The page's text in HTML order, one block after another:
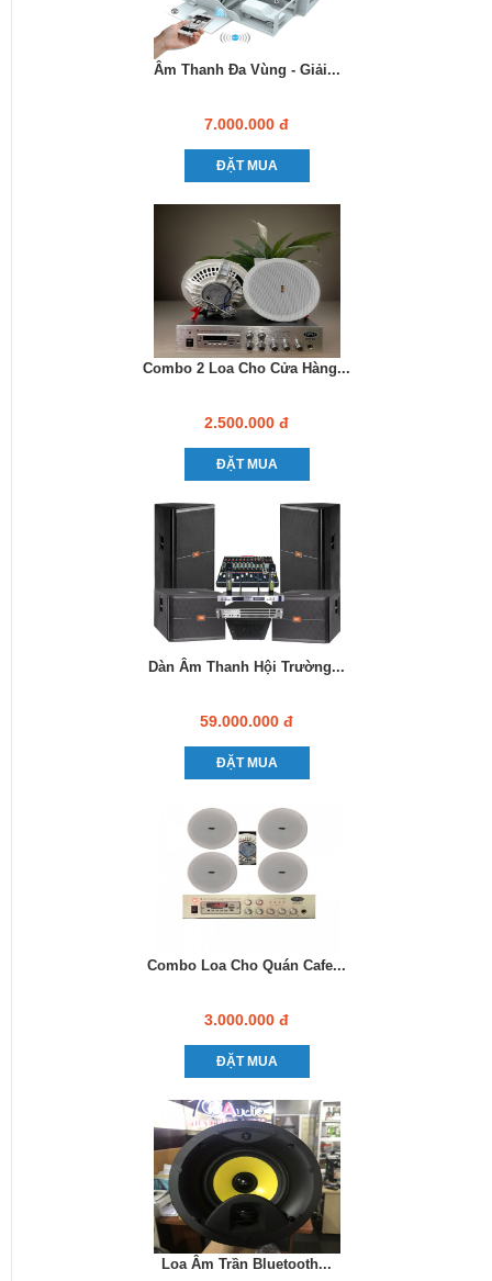
Âm Thanh Đa Vùng - Giải...
7.000.000 đ
ĐẶT MUA
Combo 2 Loa Cho Cửa Hàng...
2.500.000 đ
ĐẶT MUA
Dàn Âm Thanh Hội Trường...
59.000.000 đ
ĐẶT MUA
Combo Loa Cho Quán Cafe...
3.000.000 đ
ĐẶT MUA
Loa Âm Trần Bluetooth...